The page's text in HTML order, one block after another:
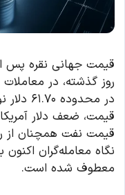
روز گذشته، در
در
قیمت، ضعف دلار
قیمت نفت همچنان از
معطوف شده است.